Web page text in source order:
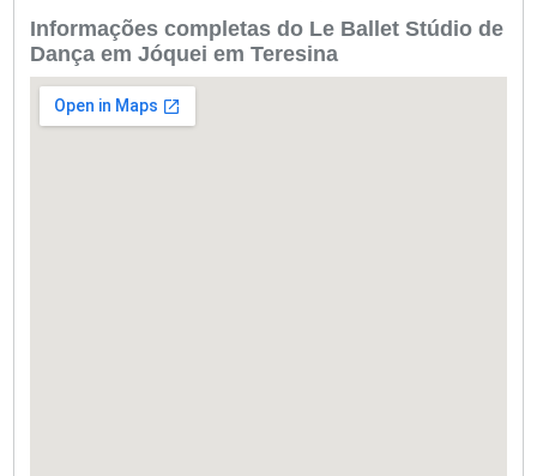
Informações completas do Le Ballet Stúdio de
Dança em Jóquei em Teresina